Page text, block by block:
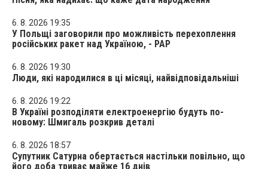
6. 8. 2026 19:35
У Польщі заговорили про можливість перехоплення
російських ракет над Україною, - PAP
6. 8. 2026 19:30
Люди, які народилися в ці місяці, найвідповідальніші
6. 8. 2026 19:22
В Україні розподіляти електроенергію будуть по-
новому: Шмигаль розкрив деталі
6. 8. 2026 18:57
Супутник Сатурна обертається настільки повільно, що
його доба триває майже 16 днів